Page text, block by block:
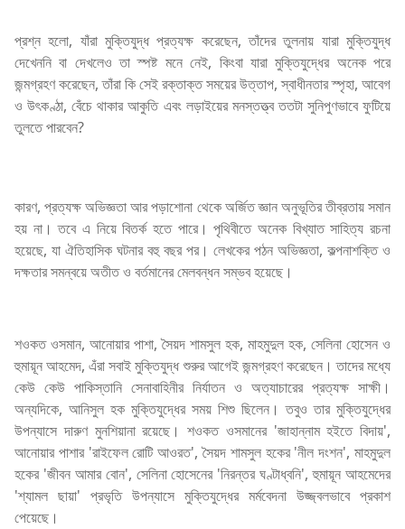
প্রশ্ন হলো, যাঁরা মুক্তিযুদ্ধ প্রত্যক্ষ করেছেন, তাঁদের তুলনায় যারা মুক্তিযুদ্ধ
দেখেননি বা দেখলেও তা স্পষ্ট মনে নেই, কিংবা যারা মুক্তিযুদ্ধের অনেক পরে
জন্মগ্রহণ করেছেন, তাঁরা কি সেই রক্তাক্ত সময়ের উত্তাপ, স্বাধীনতার স্পৃহা, আবেগ
ও উৎকণ্ঠা, বেঁচে থাকার আকুতি এবং লড়াইয়ের মনস্তত্ত্ব ততটা সুনিপুণভাবে ফুটিয়ে
তুলতে পারবেন?
কারণ, প্রত্যক্ষ অভিজ্ঞতা আর পড়াশোনা থেকে অর্জিত জ্ঞান অনুভূতির তীব্রতায় সমান
হয় না। তবে এ নিয়ে বিতর্ক হতে পারে। পৃথিবীতে অনেক বিখ্যাত সাহিত্য রচনা
হয়েছে, যা ঐতিহাসিক ঘটনার বহু বছর পর। লেখকের পঠন অভিজ্ঞতা, কল্পনাশক্তি ও
দক্ষতার সমন্বয়ে অতীত ও বর্তমানের মেলবন্ধন সম্ভব হয়েছে।
শওকত ওসমান, আনোয়ার পাশা, সৈয়দ শামসুল হক, মাহমুদুল হক, সেলিনা হোসেন ও
হুমায়ূন আহমেদ, এঁরা সবাই মুক্তিযুদ্ধ শুরুর আগেই জন্মগ্রহণ করেছেন। তাদের মধ্যে
কেউ কেউ পাকিস্তানি সেনাবাহিনীর নির্যাতন ও অত্যাচারের প্রত্যক্ষ সাক্ষী।
অন্যদিকে, আনিসুল হক মুক্তিযুদ্ধের সময় শিশু ছিলেন। তবুও তার মুক্তিযুদ্ধের
উপন্যাসে দারুণ মুনশিয়ানা রয়েছে। শওকত ওসমানের 'জাহান্নাম হইতে বিদায়',
আনোয়ার পাশার 'রাইফেল রোটি আওরত', সৈয়দ শামসুল হকের 'নীল দংশন', মাহমুদুল
হকের 'জীবন আমার বোন', সেলিনা হোসেনের 'নিরন্তর ঘণ্টাধ্বনি', হুমায়ূন আহমেদের
'শ্যামল ছায়া' প্রভৃতি উপন্যাসে মুক্তিযুদ্ধের মর্মবেদনা উজ্জ্বলভাবে প্রকাশ
পেয়েছে।